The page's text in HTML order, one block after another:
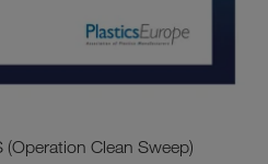
Clean Sweep)